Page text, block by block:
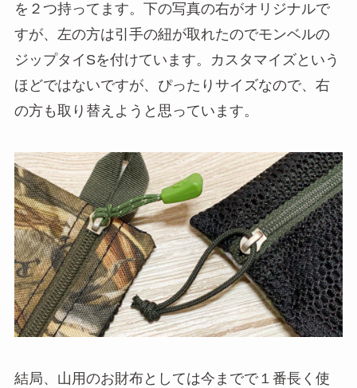
を２つ持ってます。下の写真の右がオリジナルで
すが、左の方は引手の紐が取れたのでモンベルの
ジップタイSを付けています。カスタマイズという
ほどではないですが、ぴったりサイズなので、右
の方も取り替えようと思っています。
結局、山用のお財布としては今までで１番長く使